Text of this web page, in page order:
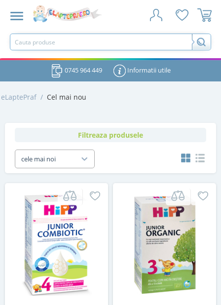
0745 964 449 Informatii utile
eLaptePraf / Cel mai nou
Filtreaza produsele
cele mai noi